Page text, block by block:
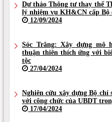
Dự thảo Thông tư thay thế
lý nhiệm vụ KH&CN cấp Bộ
12/09/2024
Sóc Trăng: Xây dựng mô
thuận thiên thích ứng với
tộc
27/04/2024
Nghiên cứu xây dựng Bộ chỉ
với công chức của UBDT
17/04/2024